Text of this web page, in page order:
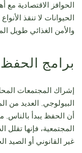
الحوافز الاقتصادية
الحيوانات لا تنقذ
والأمن الغذائي طويل
برامج
إشراك المجتمعات
البيولوجي. العديد من
أن الحفظ يبدأ بالناس.
المجتمعية، فإنها تقلل
غير القانوني أو الصيد